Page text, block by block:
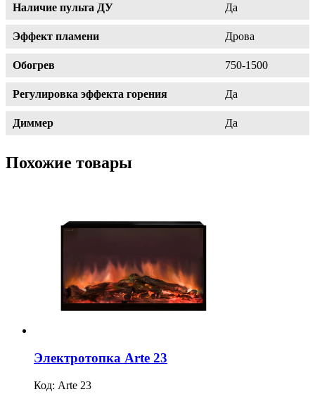
Наличие пульта ДУ Да
Эффект пламени Дрова
Обогрев 750-1500
Регулировка эффекта горения Да
Диммер Да
Похожие товары
Электротопка Arte 23
Код: Arte 23